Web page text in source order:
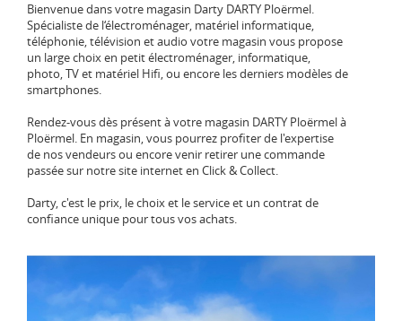
Bienvenue dans votre magasin Darty DARTY Ploërmel.
Spécialiste de l‘électroménager, matériel informatique,
téléphonie, télévision et audio votre magasin vous propose
un large choix en petit électroménager, informatique,
photo, TV et matériel Hifi, ou encore les derniers modèles de
smartphones.
Rendez-vous dès présent à votre magasin DARTY Ploërmel à
Ploërmel. En magasin, vous pourrez profiter de l'expertise
de nos vendeurs ou encore venir retirer une commande
passée sur notre site internet en Click & Collect.
Darty, c'est le prix, le choix et le service et un contrat de
confiance unique pour tous vos achats.